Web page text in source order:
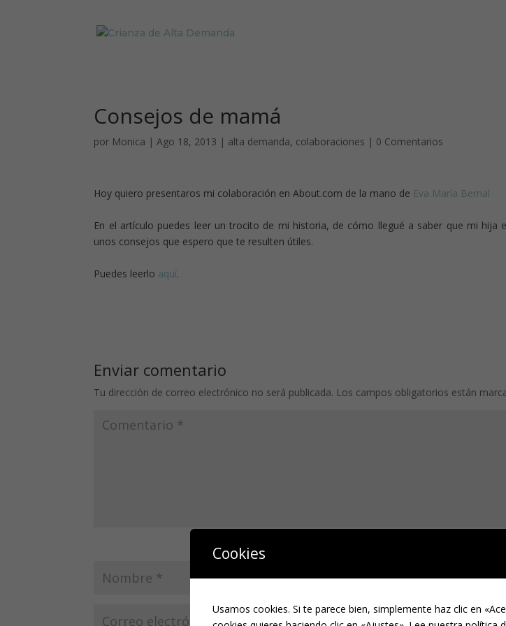
Consejos de mamá
por Monica |Ago 18, 2013 | alta demanda, colaboraciones | 0 Comentarios
Hoy quiero presentaros mi colaboración en About.com de la mano de Eva María Bernal
En el artículo puedes leer un trocito de mi historia, de cómo llegué a saber que mi hija
unos consejos que espero que te resulten útiles.
Puedes leerlo aquí.
Enviar comentario
Tu dirección de correo electrónico no será publicada. Los campos obligatorios están
Cookies
Usamos cookies. Si te parece bien, simplemente haz clic en